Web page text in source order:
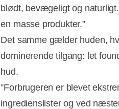
blødt, bevægeligt og
en masse produkter.”
Det samme gælder huden,
dominerende tilgang: let
hud.
”Forbrugeren er blevet
ingredienslister og ved